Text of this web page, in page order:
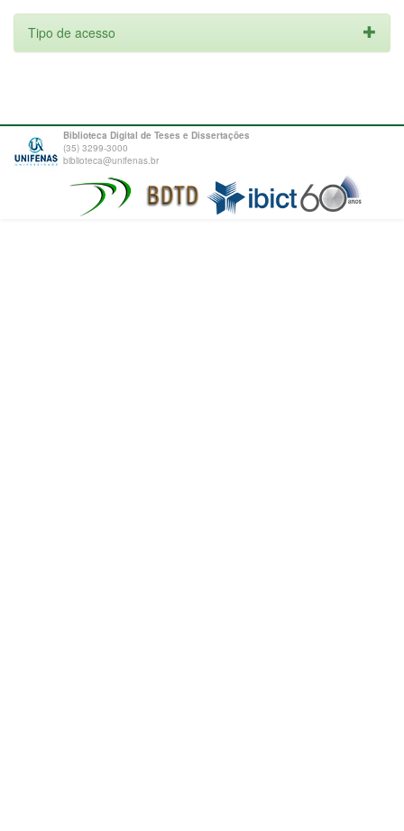
Tipo de acesso
Biblioteca Digital de Teses e Dissertações
(35) 3299-3000
biblioteca@unifenas.br